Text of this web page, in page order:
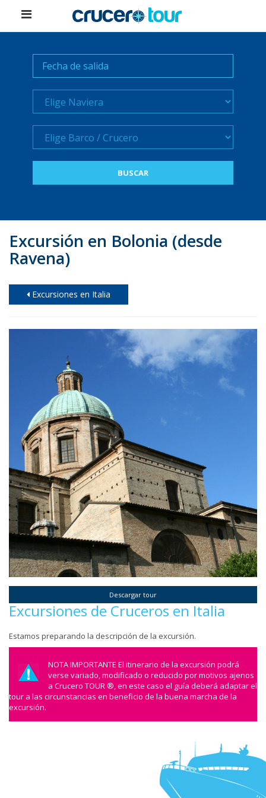
Naviera
Crucero
Excursión en Bolonia (desde
Ravena)
Excursiones en Italia
Descargar tour
Excursiones de Cruceros en Italia
Estamos preparando la descripción de la excursión.
NOTA IMPORTANTE El itinerario de la excursión podrá
verse variado, modificado o reducido por motivos ajenos
a Crucero TOUR ®, en este caso el guía deberá adaptar el
tour a las circunstancias en beneficio de la buena marcha de la
excursión.